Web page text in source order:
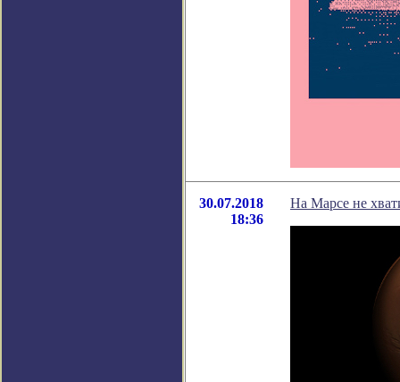
30.07.2018
18:36
На Марсе не